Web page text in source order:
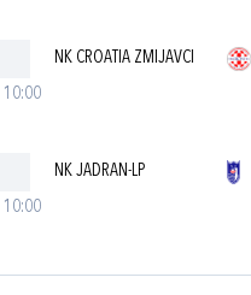
10:00
NK CROATIA ZMIJAVCI
10:00
NK JADRAN-LP